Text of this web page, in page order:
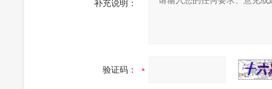
补充说明：
验证码：